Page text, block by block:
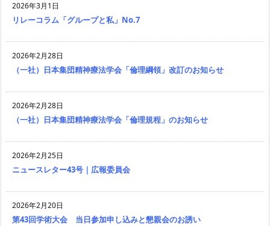
2026年3月1日
リレーコラム「グループと私」No.7
2026年2月28日
（一社）日本集団精神療法学会「倫理綱領」改訂のお知らせ
2026年2月28日
（一社）日本集団精神療法学会「倫理規程」のお知らせ
2026年2月25日
ニュースレター43号｜広報委員会
2026年2月20日
第43回学術大会 当日参加申し込みと懇親会のお誘い